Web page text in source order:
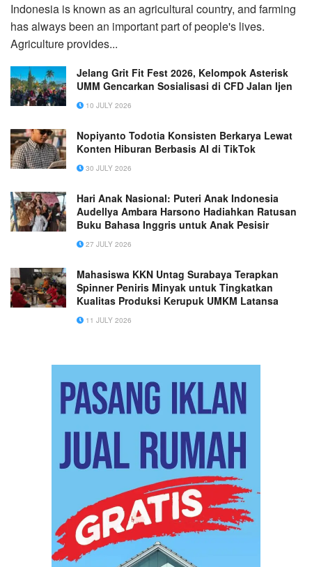
Indonesia is known as an agricultural country, and farming
has always been an important part of people's lives.
Agriculture provides...
Jelang Grit Fit Fest 2026, Kelompok Asterisk
UMM Gencarkan Sosialisasi di CFD Jalan Ijen
10 JULY 2026
Nopiyanto Todotia Konsisten Berkarya Lewat
Konten Hiburan Berbasis AI di TikTok
30 JULY 2026
Hari Anak Nasional: Puteri Anak Indonesia
Audellya Ambara Harsono Hadiahkan Ratusan
Buku Bahasa Inggris untuk Anak Pesisir
27 JULY 2026
Mahasiswa KKN Untag Surabaya Terapkan
Spinner Peniris Minyak untuk Tingkatkan
Kualitas Produksi Kerupuk UMKM Latansa
11 JULY 2026